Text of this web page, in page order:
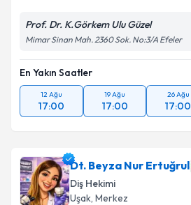
Prof. Dr. K.Görkem Ulu Güzel
Mimar Sinan Mah. 2360 Sok. No:3/A Efeler
En Yakın Saatler
12 Ağu
17:00
19 Ağu
17:00
26 Ağu
17:00
Dt. Beyza Nur Ertuğrul
Diş Hekimi
Uşak, Merkez